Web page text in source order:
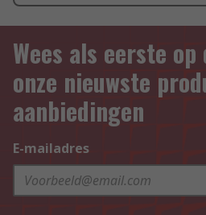
Wees als eerste
onze nieuwste
aanbiedingen
E-mailadres